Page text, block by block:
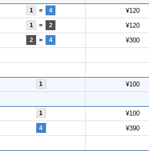
1 = 4 ¥120
1 = 2 ¥120
2 = 4 ¥300
1 ¥100
1 ¥100
4 ¥390